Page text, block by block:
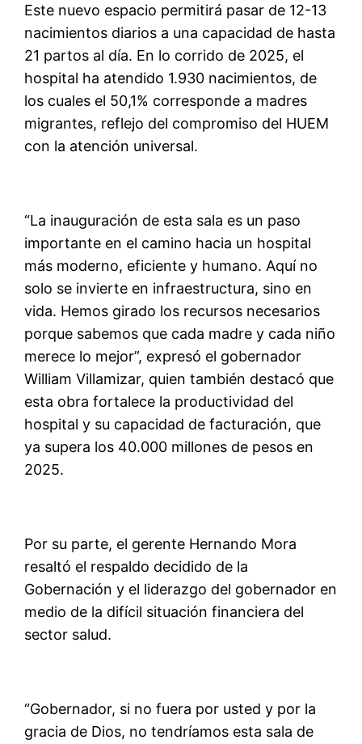
Este nuevo espacio permitirá pasar de 12-13
nacimientos diarios a una capacidad de hasta
21 partos al día. En lo corrido de 2025, el
hospital ha atendido 1.930 nacimientos, de
los cuales el 50,1% corresponde a madres
migrantes, reflejo del compromiso del HUEM
con la atención universal.
“La inauguración de esta sala es un paso
importante en el camino hacia un hospital
más moderno, eficiente y humano. Aquí no
solo se invierte en infraestructura, sino en
vida. Hemos girado los recursos necesarios
porque sabemos que cada madre y cada niño
merece lo mejor”, expresó el gobernador
William Villamizar, quien también destacó que
esta obra fortalece la productividad del
hospital y su capacidad de facturación, que
ya supera los 40.000 millones de pesos en
2025.
Por su parte, el gerente Hernando Mora
resaltó el respaldo decidido de la
Gobernación y el liderazgo del gobernador en
medio de la difícil situación financiera del
sector salud.
“Gobernador, si no fuera por usted y por la
gracia de Dios, no tendríamos esta sala de